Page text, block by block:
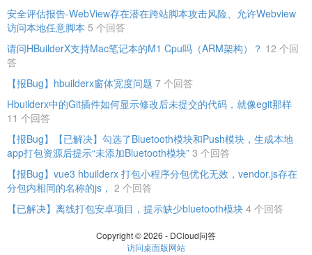
安全评估报告-WebView存在潜在跨站脚本攻击风险、允许Webview
访问本地任意脚本 5 个回答
请问HBuilderX支持Mac笔记本的M1 Cpu吗（ARM架构）？ 12 个回
答
【报Bug】hbuilderx窗体宽度问题 7 个回答
Hbuilderx中的Git插件如何显示修改后未提交的代码，就像egit那样
11 个回答
【报Bug】【已解决】勾选了Bluetooth模块和Push模块，生成本地
app打包资源后提示“未添加Bluetooth模块” 3 个回答
【报Bug】vue3 hbuilderx 打包小程序分包优化无效，vendor.js存在
分包内相同的名称的js， 2 个回答
【已解决】离线打包安卓项目，提示缺少bluetooth模块 4 个回答
Copyright © 2026 - DCloud问答
访问桌面版网站